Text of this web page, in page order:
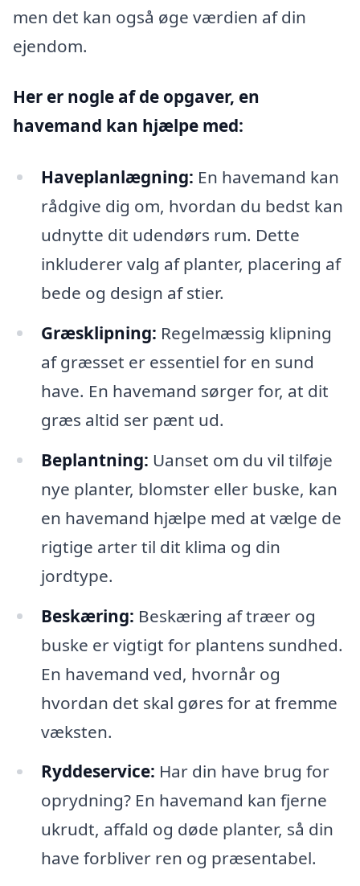
men det kan også øge værdien af din
ejendom.
Her er nogle af de opgaver, en
havemand kan hjælpe med:
Haveplanlægning: En havemand kan
rådgive dig om, hvordan du bedst kan
udnytte dit udendørs rum. Dette
inkluderer valg af planter, placering af
bede og design af stier.
Græsklipning: Regelmæssig klipning
af græsset er essentiel for en sund
have. En havemand sørger for, at dit
græs altid ser pænt ud.
Beplantning: Uanset om du vil tilføje
nye planter, blomster eller buske, kan
en havemand hjælpe med at vælge de
rigtige arter til dit klima og din
jordtype.
Beskæring: Beskæring af træer og
buske er vigtigt for plantens sundhed.
En havemand ved, hvornår og
hvordan det skal gøres for at fremme
væksten.
Ryddeservice: Har din have brug for
oprydning? En havemand kan fjerne
ukrudt, affald og døde planter, så din
have forbliver ren og præsentabel.